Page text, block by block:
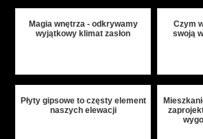
Magia wnętrza - odkrywamy
wyjątkowy klimat zasłon
Czym
swoją
Płyty gipsowe to częsty element
naszych elewacji